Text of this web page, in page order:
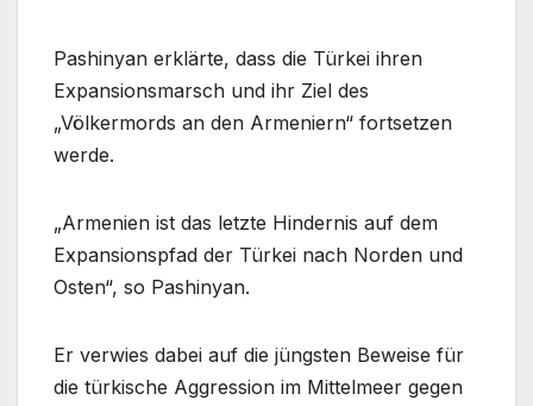
Pashinyan erklärte, dass die Türkei ihren
Expansionsmarsch und ihr Ziel des
„Völkermords an den Armeniern“ fortsetzen
werde.
„Armenien ist das letzte Hindernis auf dem
Expansionspfad der Türkei nach Norden und
Osten“, so Pashinyan.
Er verwies dabei auf die jüngsten Beweise für
die türkische Aggression im Mittelmeer gegen